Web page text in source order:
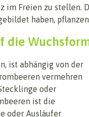
im Freien zu stellen.
haben,
die
ist abhängig von der
vermehren
oder
ist die
oder Ausläufer